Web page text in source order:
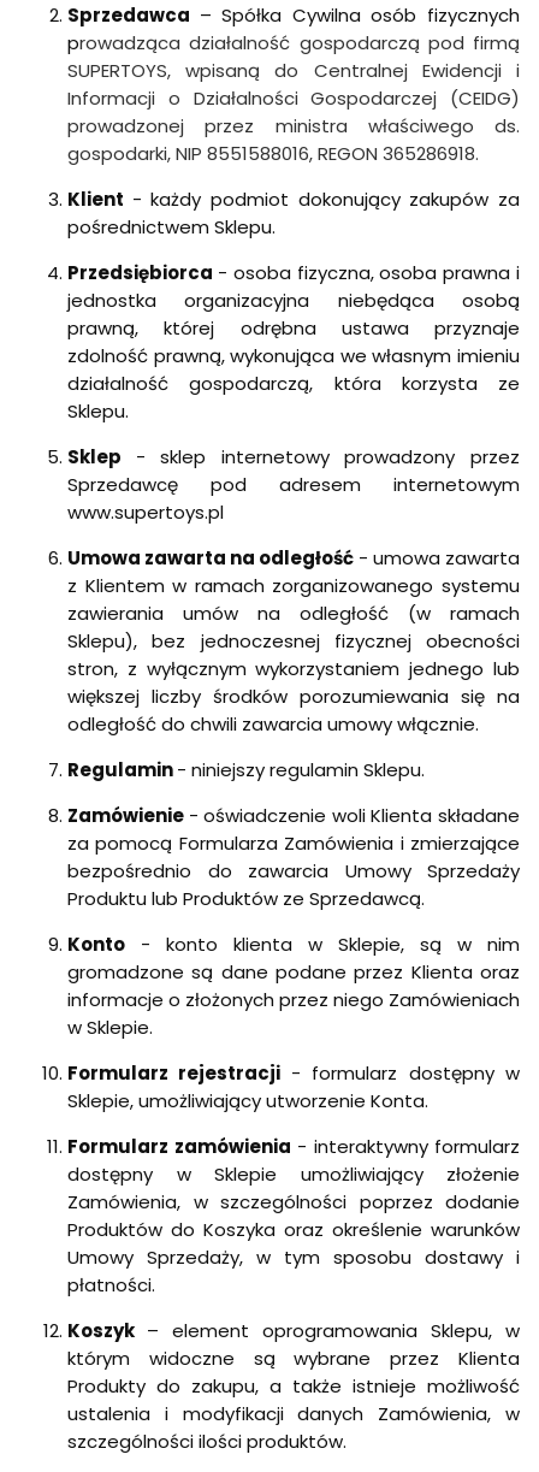
Sprzedawca – Spółka Cywilna osób fizycznych
prowadząca działalność gospodarczą pod firmą
SUPERTOYS, wpisaną do Centralnej Ewidencji i
Informacji o Działalności Gospodarczej (CEIDG)
prowadzonej przez ministra właściwego ds.
gospodarki, NIP 8551588016, REGON 365286918.
Klient - każdy podmiot dokonujący zakupów za
pośrednictwem Sklepu.
Przedsiębiorca - osoba fizyczna, osoba prawna i
jednostka organizacyjna niebędąca osobą
prawną, której odrębna ustawa przyznaje
zdolność prawną, wykonująca we własnym imieniu
działalność gospodarczą, która korzysta ze
Sklepu.
Sklep - sklep internetowy prowadzony przez
Sprzedawcę pod adresem internetowym
www.supertoys.pl
Umowa zawarta na odległość - umowa zawarta
z Klientem w ramach zorganizowanego systemu
zawierania umów na odległość (w ramach
Sklepu), bez jednoczesnej fizycznej obecności
stron, z wyłącznym wykorzystaniem jednego lub
większej liczby środków porozumiewania się na
odległość do chwili zawarcia umowy włącznie.
Regulamin- niniejszy regulamin Sklepu.
Zamówienie - oświadczenie woli Klienta składane
za pomocą Formularza Zamówienia i zmierzające
bezpośrednio do zawarcia Umowy Sprzedaży
Produktu lub Produktów ze Sprzedawcą.
Konto - konto klienta w Sklepie, są w nim
gromadzone są dane podane przez Klienta oraz
informacje o złożonych przez niego Zamówieniach
w Sklepie.
Formularz rejestracji - formularz dostępny w
Sklepie, umożliwiający utworzenie Konta.
Formularz zamówienia - interaktywny formularz
dostępny w Sklepie umożliwiający złożenie
Zamówienia, w szczególności poprzez dodanie
Produktów do Koszyka oraz określenie warunków
Umowy Sprzedaży, w tym sposobu dostawy i
płatności.
Koszyk – element oprogramowania Sklepu, w
którym widoczne są wybrane przez Klienta
Produkty do zakupu, a także istnieje możliwość
ustalenia i modyfikacji danych Zamówienia, w
szczególności ilości produktów.